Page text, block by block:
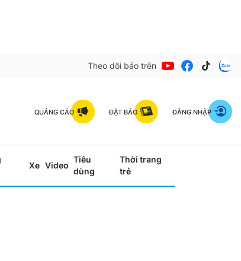
Theo dõi báo trên
QUẢNG CÁO ĐẶT BÁO ĐĂNG NHẬP
Xe Video
Tiêu
dùng
Thời trang
trẻ